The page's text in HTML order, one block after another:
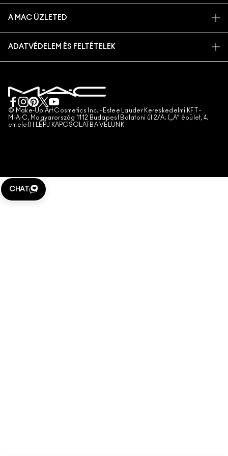
ÁLLATKÍSÉRLETEK
GYIK
CHAT MOST
A MAC ÜZLETED
SMINKSZOLGÁLTATÁS
ADATVÉDELEM ÉS FELTÉTELEK
ÁLTALÁNOS SZERZŐDÉSI FELTÉTELEK
TERMÉKHAMISÍTÁS
TELEFONOS RENDELÉS
© Make-Up Art Cosmetics Inc. - Estee Lauder Kereskedelmi KFT -
M·A·C, Magyarország 1112 Budapest Balatoni út 2/A. („A” épület, 4.
emelet) |
LÉPJ KAPCSOLATBA VELÜNK
CHAT